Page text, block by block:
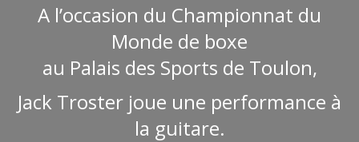
A l’occasion du Championnat du
Monde de boxe
au Palais des Sports de Toulon,
Jack Troster joue une performance à
la guitare.